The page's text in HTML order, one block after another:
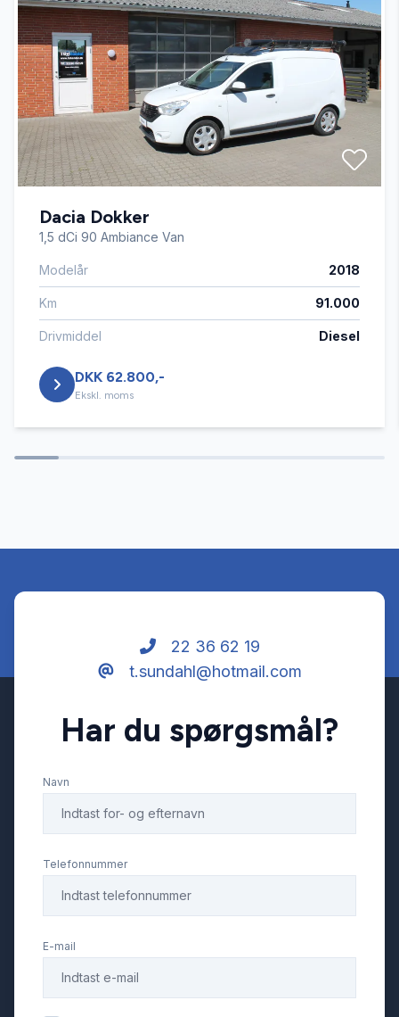
Fartpilot
Fjernbetjent centrallås
Infocenter
Kørecomputer
Service OK
Sædevarme
USB tilslutning
Dacia Dokker
1,5 dCi 90 Ambiance Van
Modelår 2018
Km 91.000
Drivmiddel Diesel
DKK 62.800,-
Ekskl. moms
22 36 62 19
t.sundahl@hotmail.com
Har du spørgsmål?
Navn
Telefonnummer
E-mail